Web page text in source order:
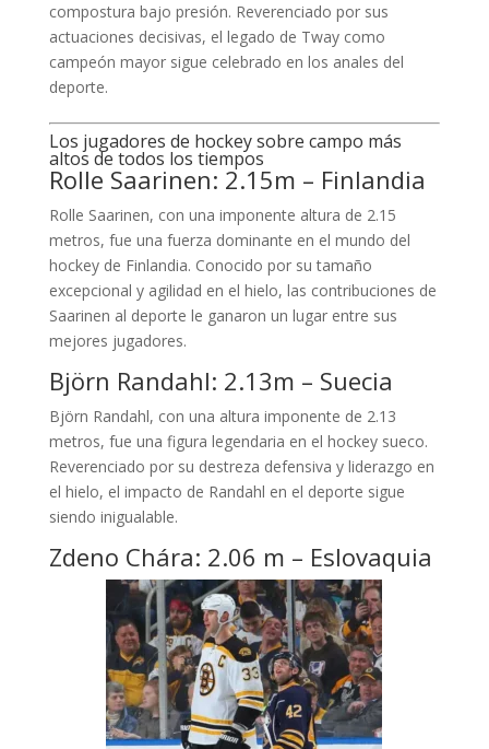
compostura bajo presión. Reverenciado por sus
actuaciones decisivas, el legado de Tway como
campeón mayor sigue celebrado en los anales del
deporte.
Los jugadores de hockey sobre campo más
altos de todos los tiempos
Rolle Saarinen: 2.15m – Finlandia
Rolle Saarinen, con una imponente altura de 2.15
metros, fue una fuerza dominante en el mundo del
hockey de Finlandia. Conocido por su tamaño
excepcional y agilidad en el hielo, las contribuciones de
Saarinen al deporte le ganaron un lugar entre sus
mejores jugadores.
Björn Randahl: 2.13m – Suecia
Björn Randahl, con una altura imponente de 2.13
metros, fue una figura legendaria en el hockey sueco.
Reverenciado por su destreza defensiva y liderazgo en
el hielo, el impacto de Randahl en el deporte sigue
siendo inigualable.
Zdeno Chára: 2.06 m – Eslovaquia